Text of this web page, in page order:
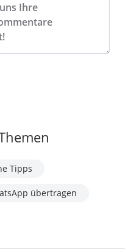
Ihre
Tipps
übertragen